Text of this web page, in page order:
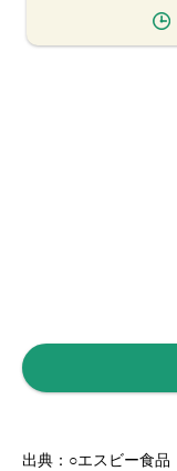
出典：○エスビー食品